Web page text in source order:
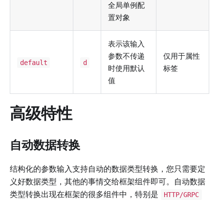
全局单例配
置对象
default d
表示该输入
参数不传递
时使用默认
值
仅用于属性
标签
高级特性
自动数据转换
结构化的参数输入支持自动的数据类型转换，您只需要定
义好数据类型，其他的事情交给框架组件即可。自动数据
类型转换出现在框架的很多组件中，特别是
HTTP/GRPC